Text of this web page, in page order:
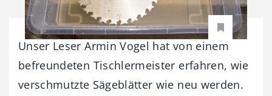
Unser Leser Armin Vogel hat von einem
befreundeten Tischlermeister erfahren, wie
verschmutzte Sägeblätter wie neu werden.